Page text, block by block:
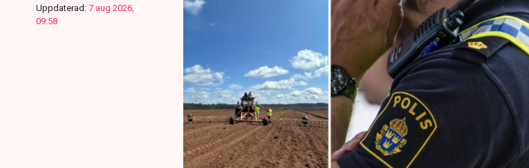
Uppdaterad: 7 aug 2026,
09:58